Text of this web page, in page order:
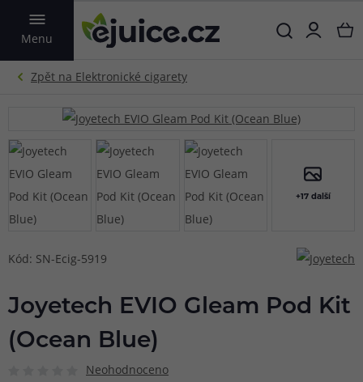
Menu
VYHLEDAT
+17 další
Kód: SN-Ecig-5919
Joyetech EVIO Gleam Pod Kit
(Ocean Blue)
Neohodnoceno